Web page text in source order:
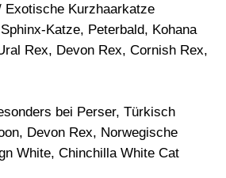
Exotische Kurzhaarkatze
Katze, Peterbald, Kohana
Rex, Devon Rex, Cornish Rex,
bei Perser, Türkisch
Devon Rex, Norwegische
White, Chinchilla White Cat